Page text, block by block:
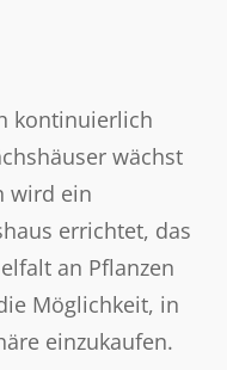
kontinuierlich
wächst
wird ein
errichtet, das
an Pflanzen
Möglichkeit, in
einzukaufen.